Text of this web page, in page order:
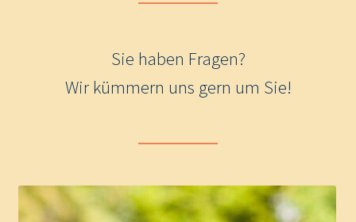
Sie haben Fragen?
Wir kümmern uns gern um Sie!